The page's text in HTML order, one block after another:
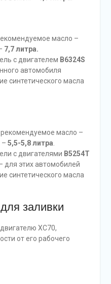
масло –
7,7 литра.
с двигателем B6324S
автомобиля
синтетического масла
рекомендуемое масло –
– 5,5-5,8 литра.
с двигателями B5254T
для этих автомобилей
синтетического масла
заливки
XC70,
от его рабочего